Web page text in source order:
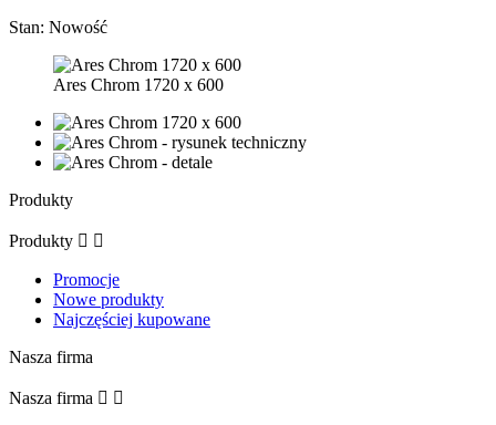
Stan: Nowość
Ares Chrom 1720 x 600
Produkty
Produkty  
Promocje
Nowe produkty
Najczęściej kupowane
Nasza firma
Nasza firma  